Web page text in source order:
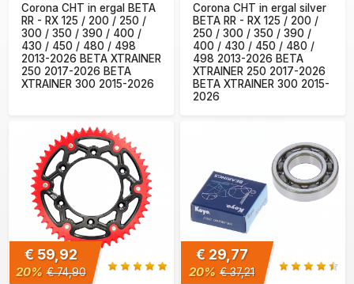
Corona CHT in ergal BETA
RR - RX 125 / 200 / 250 /
300 / 350 / 390 / 400 /
430 / 450 / 480 / 498
2013-2026 BETA XTRAINER
250 2017-2026 BETA
XTRAINER 300 2015-2026
Corona CHT in ergal silver
BETA RR - RX 125 / 200 /
250 / 300 / 350 / 390 /
400 / 430 / 450 / 480 /
498 2013-2026 BETA
XTRAINER 250 2017-2026
BETA XTRAINER 300 2015-
2026
€ 59,92
20% € 74,90
€ 29,77
20% € 37,21